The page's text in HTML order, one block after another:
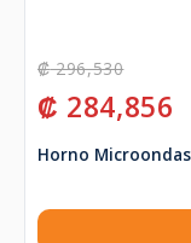
₡296,530
₡ 284,856
Horno